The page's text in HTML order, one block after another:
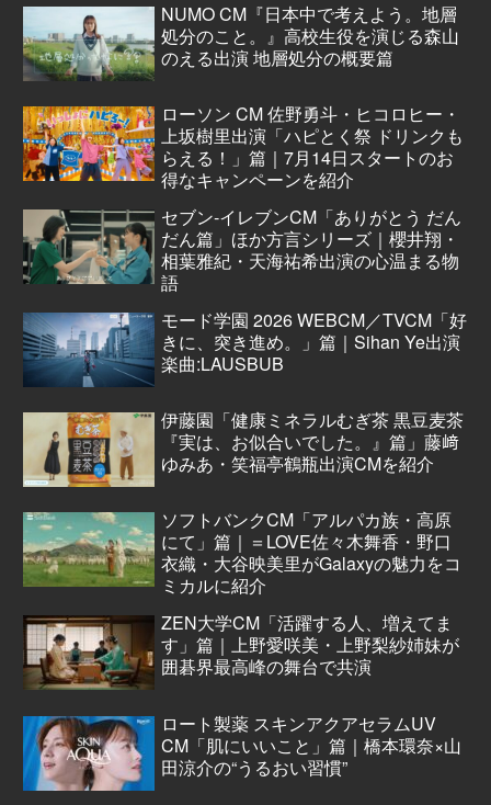
NUMO CM『日本中で考えよう。地層
処分のこと。』高校生役を演じる森山
のえる出演 地層処分の概要篇
ローソン CM 佐野勇斗・ヒコロヒー・
上坂樹里出演「ハピとく祭 ドリンクも
らえる！」篇｜7月14日スタートのお
得なキャンペーンを紹介
セブン‐イレブンCM「ありがとう だん
だん篇」ほか方言シリーズ｜櫻井翔・
相葉雅紀・天海祐希出演の心温まる物
語
モード学園 2026 WEBCM／TVCM「好
きに、突き進め。」篇｜Sihan Ye出演
楽曲:LAUSBUB
伊藤園「健康ミネラルむぎ茶 黒豆麦茶
『実は、お似合いでした。』篇」藤﨑
ゆみあ・笑福亭鶴瓶出演CMを紹介
ソフトバンクCM「アルパカ族・高原
にて」篇｜＝LOVE佐々木舞香・野口
衣織・大谷映美里がGalaxyの魅力をコ
ミカルに紹介
ZEN大学CM「活躍する人、増えてま
す」篇｜上野愛咲美・上野梨紗姉妹が
囲碁界最高峰の舞台で共演
ロート製薬 スキンアクアセラムUV
CM「肌にいいこと」篇｜橋本環奈×山
田涼介の“うるおい習慣”